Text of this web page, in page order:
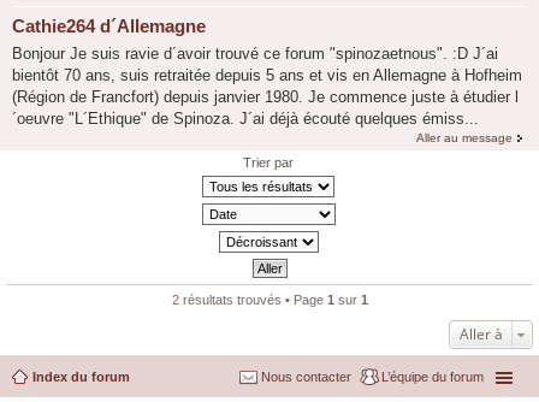
Cathie264 d´Allemagne
Bonjour Je suis ravie d´avoir trouvé ce forum "spinozaetnous". :D J´ai
bientôt 70 ans, suis retraitée depuis 5 ans et vis en Allemagne à Hofheim
(Région de Francfort) depuis janvier 1980. Je commence juste à étudier l
´oeuvre "L´Ethique" de Spinoza. J´ai déjà écouté quelques émiss...
Aller au message
Trier par
2 résultats trouvés • Page 1 sur 1
Aller à
Index du forum L’équipe du forum
Nous contacter